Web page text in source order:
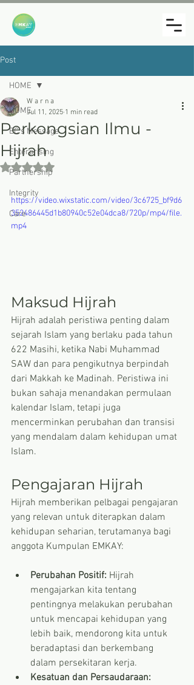
Post
HOME
EC's Message
Enterprising
Partnership
Integrity
Care
HOME
Perkongsian Ilmu -
Hijrah
W a r n a
Jul 11, 2025 1 min read
Rated NaN out of 5 stars.
https://video.wixstatic.com/video/3c6725_bf9d6
352486445d1b80940c52e04dca8/720p/mp4/file.
mp4
Maksud Hijrah
Hijrah adalah peristiwa penting dalam
sejarah Islam yang berlaku pada tahun
622 Masihi, ketika Nabi Muhammad
SAW dan para pengikutnya berpindah
dari Makkah ke Madinah. Peristiwa ini
bukan sahaja menandakan permulaan
kalendar Islam, tetapi juga
mencerminkan perubahan dan transisi
yang mendalam dalam kehidupan umat
Islam.
Pengajaran Hijrah
Hijrah memberikan pelbagai pengajaran
yang relevan untuk diterapkan dalam
kehidupan seharian, terutamanya bagi
anggota Kumpulan EMKAY:
Perubahan Positif: Hijrah
mengajarkan kita tentang
pentingnya melakukan perubahan
untuk mencapai kehidupan yang
lebih baik, mendorong kita untuk
beradaptasi dan berkembang
dalam persekitaran kerja.
Kesatuan dan Persaudaraan: